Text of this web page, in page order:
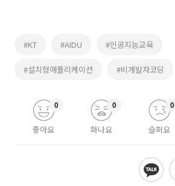
#KT #AIDU #인공지능교육
#설치형애플리케이션 #비개발자코딩
좋아요
0
화나요
0
슬퍼요
0